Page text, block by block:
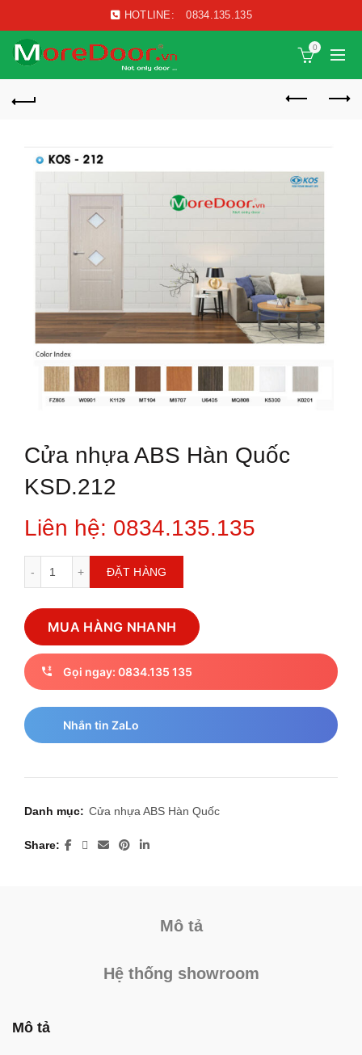
HOTLINE: 0834.135.135
0
Cửa nhựa ABS Hàn Quốc
KSD.212
Liên hệ: 0834.135.135
Cửa nhựa ABS Hàn Quốc KSD.212 số lượng
ĐẶT HÀNG
MUA HÀNG NHANH
Gọi ngay: 0834.135 135
Nhắn tin ZaLo
Danh mục: Cửa nhựa ABS Hàn Quốc
Share
Mô tả
Hệ thống showroom
Mô tả